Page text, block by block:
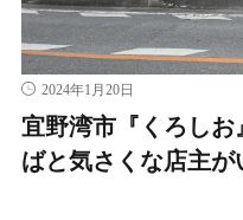
2024年1月20日
宜野湾市『くろし
ばと気さくな店主が